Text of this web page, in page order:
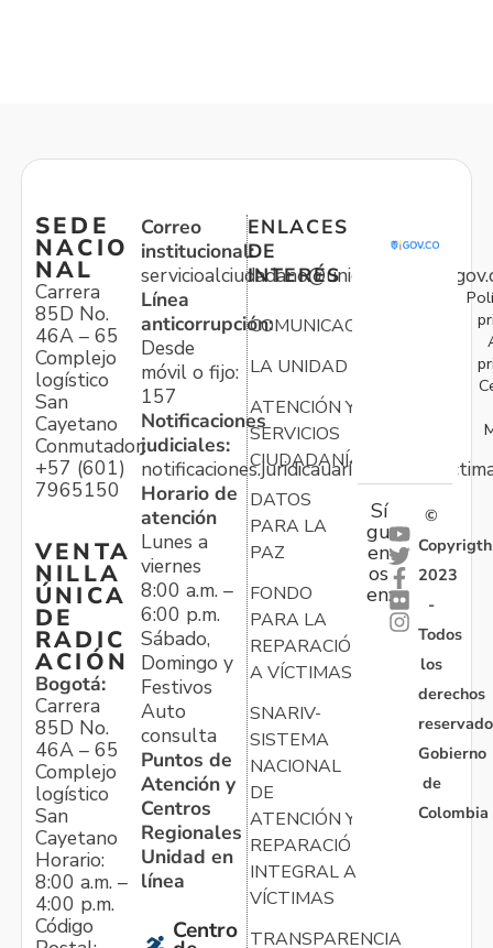
SEDE
NACIO
NAL
Carrera
85D No.
46A – 65
Complejo
logístico
San
Cayetano
Conmutador:
+57 (601)
7965150
VENTA
NILLA
ÚNICA
DE
RADIC
ACIÓN
Bogotá:
Carrera
85D No.
46A – 65
Complejo
logístico
San
Cayetano
Horario:
8:00 a.m. –
4:00 p.m.
Código
Correo
institucional:
Línea
anticorrupción:
Desde
móvil o fijo:
157
Notificaciones
judiciales:
Horario de
atención
Lunes a
viernes
8:00 a.m. –
6:00 p.m.
Sábado,
Domingo y
Festivos
Auto
consulta
Puntos de
Atención y
Centros
Regionales
Unidad en
línea
Centro
ENLACES
DE
INTERÉS
COMUNICACIONES
LA UNIDAD
ATENCIÓN Y
SERVICIOS
CIUDADANÍA
DATOS
PARA LA
PAZ
FONDO
PARA LA
REPARACIÓN
A VÍCTIMAS
SNARIV-
SISTEMA
NACIONAL
DE
ATENCIÓN Y
REPARACIÓN
INTEGRAL A
VÍCTIMAS
TRANSPARENCIA
Sí
gu
en
os
en:
©
Copyrigth
2023
-
Todos
los
derechos
Gobierno
de
Colombia